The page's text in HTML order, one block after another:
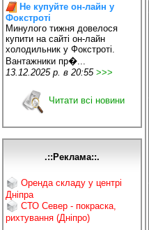
Не купуйте он-лайн у
Фокстроті
Минулого тижня довелося
купити на сайті он-лайн
холодильник у Фокстроті.
Вантажники пр�...
13.12.2025 р. в 20:55 >>>
Читати всі новини
.::Реклама::.
Оренда складу у центрі
Дніпра
СТО Север - покраска,
рихтування (Дніпро)